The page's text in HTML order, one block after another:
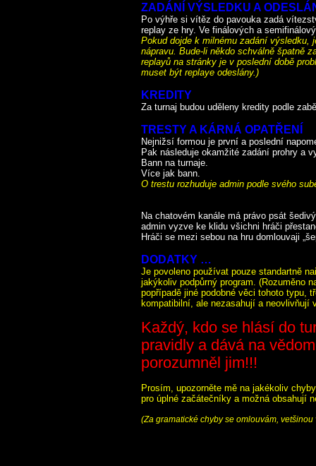
ZADÁNÍ VÝSLEDKU A
Po výhře si vítěz do pavouka zadá
replay ze hry. Ve finálových a
Pokud dojde k milnému zadání výsledku,
nápravu. Bude-li někdo schválně špatně
replayů na stránky je v poslední době
muset být replaye odeslány.)
KREDITY
Za turnaj budou uděleny kredity podle
TRESTY A KÁRNÁ OPATŘENÍ
Nejnižsí formou je první a poslední
Pak následuje okamžité zadání prohry a
Bann na turnaje.
Více jak bann.
O trestu rozhuduje admin podle svého
Na chatovém kanále má právo psát
admin vyzve ke klidu všichni hráči
Hráči se mezi sebou na hru domlouvaji
DODATKY …
Je povoleno používat pouze standartně
jakýkoliv podpůrný program. (Rozuměno
popřípadě jiné podobné věci tohoto typu,
kompatibilní, ale nezasahují a neovlivňují
Každý, kdo se hlásí do
pravidly a dává na
porozumněl jim!!!
Prosím, upozorněte mě na jakékoliv
pro úplné začátečníky a možná obsahují
(Za gramatické chyby se omlouvám,